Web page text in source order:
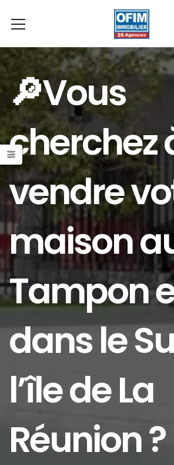
🔎Vous
cherchez
vendre
maison
Tampon
dans le
l’île de La
Réunion ?